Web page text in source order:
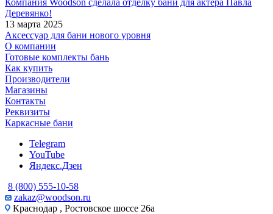
Деревянко!
13 марта 2025
Аксессуар для бани нового уровня
О компании
Готовые комплекты бань
Как купить
Производители
Магазины
Контакты
Реквизиты
Каркасные бани
Telegram
YouTube
Яндекс.Дзен
8 (800) 555-10-58
zakaz@woodson.ru
Краснодар , Ростовское шоссе 26а